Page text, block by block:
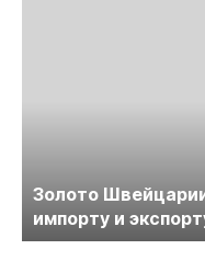
Золото
импорту и